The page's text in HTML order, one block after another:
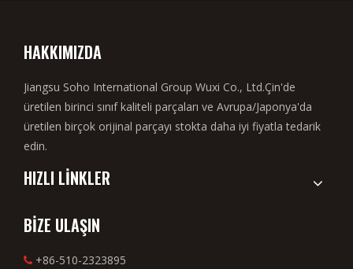
HAKKIMIZDA
Jiangsu Soho International Group Wuxi Co., Ltd.Çin'de
üretilen birinci sınıf kaliteli parçaları ve Avrupa/Japonya'da
üretilen birçok orijinal parçayı stokta daha iyi fiyatla tedarik
edin.
HIZLI LİNKLER
BİZE ULAŞIN
 +86-510-2323895